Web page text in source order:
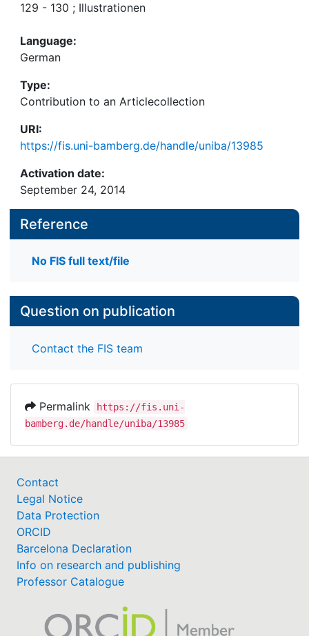
129 - 130 ; Illustrationen
Language:
German
Type:
Contribution to an Articlecollection
URI:
https://fis.uni-bamberg.de/handle/uniba/13985
Activation date:
September 24, 2014
Reference
No FIS full text/file
Question on publication
Contact the FIS team
Permalink
https://fis.uni-
bamberg.de/handle/uniba/13985
Contact
Legal Notice
Data Protection
ORCID
Barcelona Declaration
Info on research and publishing
Professor Catalogue